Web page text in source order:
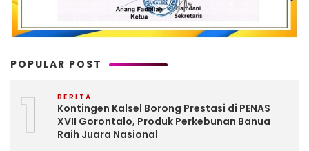
POPULAR POST
1 BERITA
Kontingen Kalsel Borong Prestasi di PENAS
XVII Gorontalo, Produk Perkebunan Banua
Raih Juara Nasional